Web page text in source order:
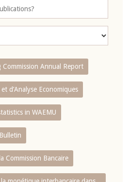
Commission Annual Report
d’Analyse Economiques
in WAEMU
Commission Bancaire